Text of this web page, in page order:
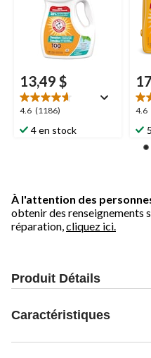
13,49 $
4.6 (1186)
4.6
étoile(s)
sur
4 en stock
4.6
4.6
sur
5.
À l'attention des
obtenir des renseignements
réparation, cliquez ici.
Produit Détails
Caractéristiques